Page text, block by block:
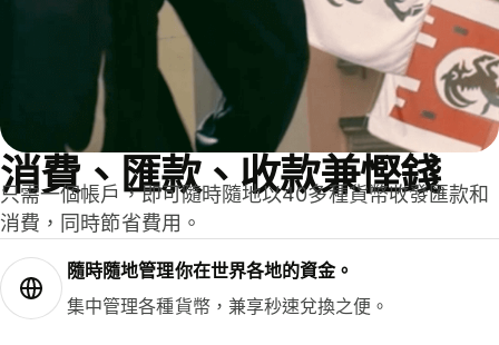
消費、匯款、收款兼慳錢
只需一個帳戶，即可隨時隨地以40多種貨幣收發匯款和
消費，同時節省費用。
隨時隨地管理你在世界各地的資金。
集中管理各種貨幣，兼享秒速兌換之便。